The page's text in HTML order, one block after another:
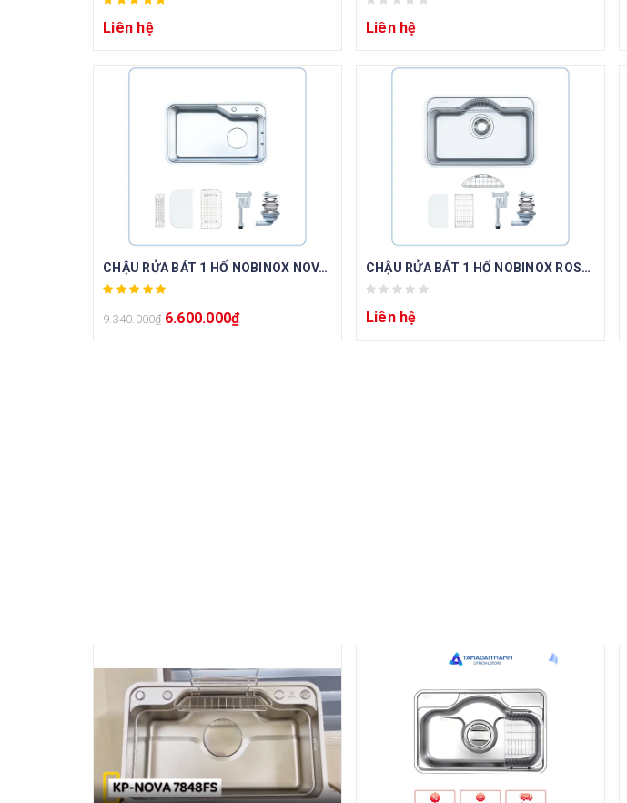
Liên hệ Liên hệ
CHẬU RỬA BÁT 1 HỐ NOBINOX NOVA A182
9.340.000₫ 6.600.000₫
CHẬU RỬA BÁT 1 HỐ NOBINOX ROSA NN975D
Liên hệ